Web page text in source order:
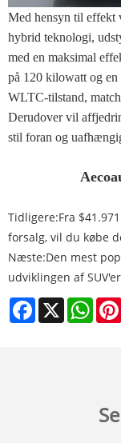
Med hensyn til effekt
hybrid teknologi,
med en maksimal
på 120 kilowatt og
WLTC-tilstand,
Derudover vil
stil foran og
Tidligere:Fra
forsalg, vil du købe
Næste:Den mest
udviklingen af
Facebook
X